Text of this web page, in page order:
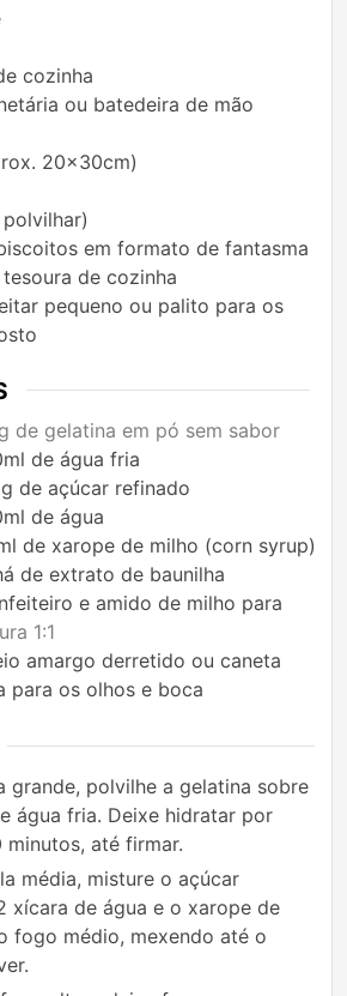
cozinha
ou batedeira de mão
20x30cm)
em formato de fantasma
de cozinha
pequeno ou palito para os
de gelatina em pó sem sabor
de água fria
de açúcar refinado
de água
de xarope de milho (corn syrup)
de extrato de baunilha
e amido de milho para
1:1
amargo derretido ou caneta
para os olhos e boca
grande, polvilhe a gelatina sobre
água fria. Deixe hidratar por
minutos, até firmar.
média, misture o açúcar
xícara de água e o xarope de
fogo médio, mexendo até o